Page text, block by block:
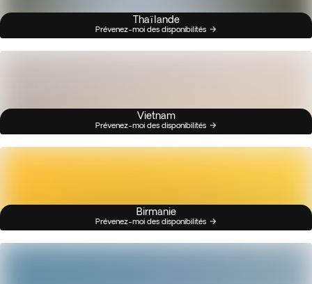
Thaïlande
Prévenez-moi des disponibilités
Vietnam
Prévenez-moi des disponibilités
Birmanie
Prévenez-moi des disponibilités